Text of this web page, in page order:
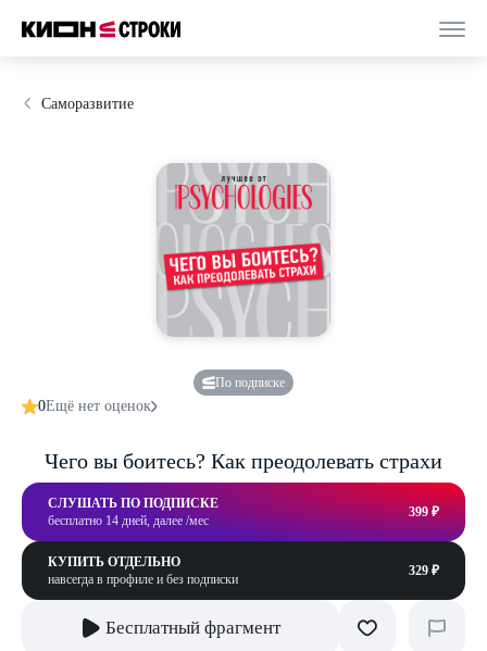
Саморазвитие
По подписке
0Ещё нет оценок
Чего вы боитесь? Как преодолевать страхи
СЛУШАТЬ ПО ПОДПИСКЕ
бесплатно 14 дней, далее /мес
399 ₽
КУПИТЬ ОТДЕЛЬНО
навсегда в профиле и без подписки
329 ₽
Бесплатный фрагмент